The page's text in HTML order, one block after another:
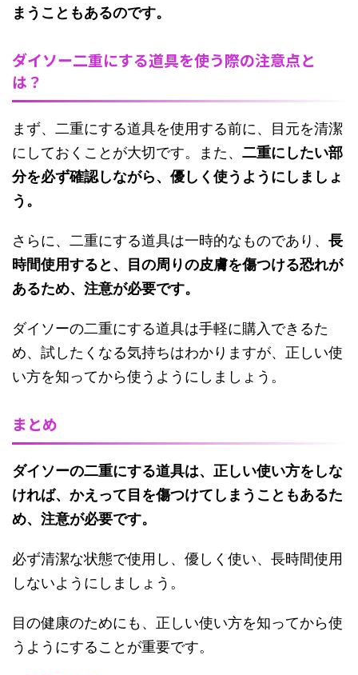
まうこともあるのです。
ダイソー二重にする道具を使う際の注意点と
は？
まず、二重にする道具を使用する前に、目元を清潔
にしておくことが大切です。また、 二重にしたい部
分を必ず確認しながら、優しく使うようにしましょ
う。
さらに、二重にする道具は一時的なものであり、 長
時間使用すると、目の周りの皮膚を傷つける恐れが
あるため、注意が必要です。
ダイソーの二重にする道具は手軽に購入できるた
め、試したくなる気持ちはわかりますが、正しい使
い方を知ってから使うようにしましょう。
まとめ
ダイソーの二重にする道具は、正しい使い方をしな
ければ、かえって目を傷つけてしまうこともあるた
め、注意が必要です。
必ず清潔な状態で使用し、優しく使い、長時間使用
しないようにしましょう。
目の健康のためにも、正しい使い方を知ってから使
うようにすることが重要です。